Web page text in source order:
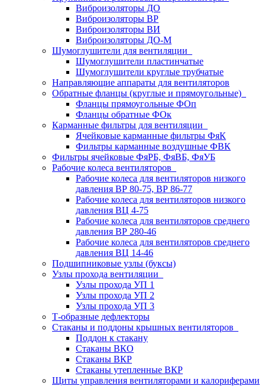
Виброизоляторы ДО
Виброизоляторы ВР
Виброизоляторы ВИ
Виброизоляторы ДО-М
Шумоглушители для вентиляции
Шумоглушители пластинчатые
Шумоглушители круглые трубчатые
Направляющие аппараты для вентиляторов
Обратные фланцы (круглые и прямоугольные)
Фланцы прямоугольные ФОп
Фланцы обратные ФОк
Карманные фильтры для вентиляции
Ячейковые карманные фильтры ФяК
Фильтры карманные воздушные ФВК
Фильтры ячейковые ФяРБ, ФяВБ, ФяУБ
Рабочие колеса вентиляторов
Рабочие колеса для вентиляторов низкого
давления ВР 80-75, ВР 86-77
Рабочие колеса для вентиляторов низкого
давления ВЦ 4-75
Рабочие колеса для вентиляторов среднего
давления ВР 280-46
Рабочие колеса для вентиляторов среднего
давления ВЦ 14-46
Подшипниковые узлы (буксы)
Узлы прохода вентиляции
Узлы прохода УП 1
Узлы прохода УП 2
Узлы прохода УП 3
Т-образные дефлекторы
Стаканы и поддоны крышных вентиляторов
Поддон к стакану
Стаканы ВКО
Стаканы ВКР
Стаканы утепленные ВКР
Щиты управления вентиляторами и калориферами